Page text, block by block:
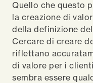
Quello che questo
la creazione di
della definizione
Cercare di creare
riflettano
di valore per i
sembra essere